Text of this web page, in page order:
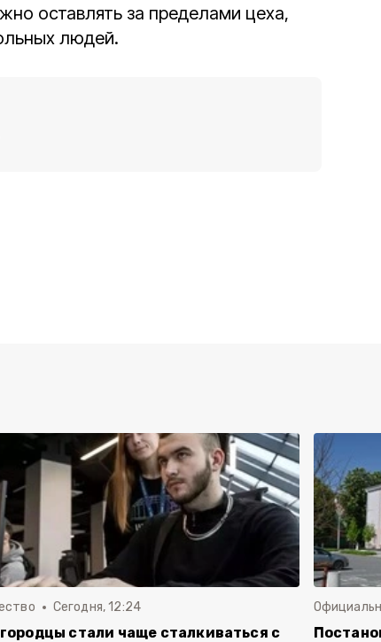
оставлять за пределами цеха,
людей.
Сегодня, 12:24
стали чаще сталкиваться с